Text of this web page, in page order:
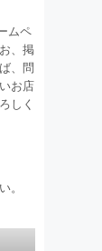
ムペ
、掲
、問
お店
しく
。